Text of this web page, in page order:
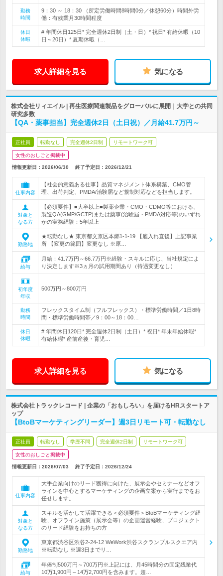
勤務
時間
9：30 ～ 18：30 （所定労働時間8時間0分／休憩60分）時間外労
働：有残業月30時間程度
休日
休暇
# 年間休日125日* 完全週休2日制（土・日）* 祝日* 有給休暇（10
日～20日）* 夏期休暇（…
求人詳細を見る 気になる
株式会社リィエイル | 再生医療関連製品をグローバルに展開｜大学との共同
研究多数
【QA・薬事担当】完全週休2日（土日祝）／月給41.7万円～
正社員 転勤なし 完全週休2日制 リモートワーク可
女性のおしごと掲載中
情報更新日：2026/06/30 終了予定日： 2026/12/21
仕事内容
【社会的意義ある仕事】品質マネジメント体系構築、CMO管
理、出荷判定、PMDA/治験届など規制対応などを担当します。
対象と
なる方
【必須要件】■大卒以上■製薬企業・CMO・CDMO等における、
製造QA(GMP/GCTP)または薬事(治験届・PMDA対応等)のいずれ
かの実務経験：5年以上
勤務地
★転勤なし★ 東京都文京区本郷1-1-19 【雇入れ直後】上記事業
所 【変更の範囲】変更なし ※原…
給与
月給：41.7万円～66.7万円※経験・スキルに応じ、当社規定によ
り決定します※3ヵ月の試用期間あり（待遇変更なし）
初年度
年収
500万円～800万円
勤務
時間
フレックスタイム制（フルフレックス）・標準労働時間／1日8時
間・標準労働時間帯／9：00～18：00…
休日
休暇
# 年間休日120日* 完全週休2日制（土日）* 祝日* 年末年始休暇*
有給休暇* 産前産後・育児…
求人詳細を見る 気になる
株式会社トラックレコード | 企業の「おもしろい」を届けるHRスタートア
ップ
【BtoBマーケティングリーダー】週3日リモート可・転勤なし
正社員 転勤なし 学歴不問 完全週休2日制 リモートワーク可
女性のおしごと掲載中
情報更新日：2026/07/03 終了予定日： 2026/12/24
仕事内容
大手企業向けのリード獲得に向けた、展示会やセミナーなどオフ
ラインを中心とするマーケティングの企画立案から実行までをお
任せします。
対象と
なる方
スキルを活かして活躍できる＜必須要件＞BtoBマーケティング経
験、オフライン施策（展示会等）の企画運営経験、プロジェクト
のリード経験をお持ちの方
勤務地
東京都渋谷区渋谷2-24-12 WeWork渋谷スクランブルスクエア内
※転勤なし ※週3日までリ…
給与
年俸制500万円～700万円※上記には、月45時間分の固定残業代
10万1,900円～14万2,700円を含みます。超…